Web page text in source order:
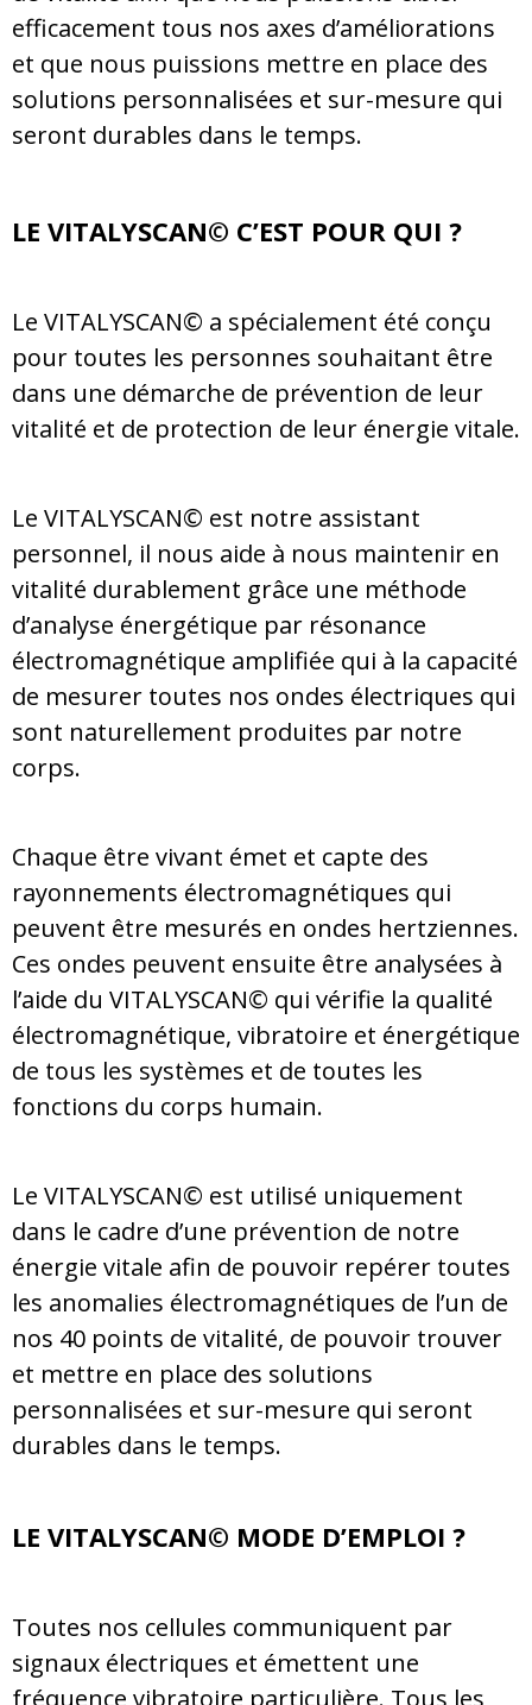
efficacement tous nos axes d’améliorations
et que nous puissions mettre en place des
solutions personnalisées et sur-mesure qui
seront durables dans le temps.
LE VITALYSCAN© C’EST POUR QUI ?
Le VITALYSCAN© a spécialement été conçu
pour toutes les personnes souhaitant être
dans une démarche de prévention de leur
vitalité et de protection de leur énergie vitale.
Le VITALYSCAN© est notre assistant
personnel, il nous aide à nous maintenir en
vitalité durablement grâce une méthode
d’analyse énergétique par résonance
électromagnétique amplifiée qui à la capacité
de mesurer toutes nos ondes électriques qui
sont naturellement produites par notre
corps.
Chaque être vivant émet et capte des
rayonnements électromagnétiques qui
peuvent être mesurés en ondes hertziennes.
Ces ondes peuvent ensuite être analysées à
l’aide du VITALYSCAN© qui vérifie la qualité
électromagnétique, vibratoire et énergétique
de tous les systèmes et de toutes les
fonctions du corps humain.
Le VITALYSCAN© est utilisé uniquement
dans le cadre d’une prévention de notre
énergie vitale afin de pouvoir repérer toutes
les anomalies électromagnétiques de l’un de
nos 40 points de vitalité, de pouvoir trouver
et mettre en place des solutions
personnalisées et sur-mesure qui seront
durables dans le temps.
LE VITALYSCAN© MODE D’EMPLOI ?
Toutes nos cellules communiquent par
signaux électriques et émettent une
fréquence vibratoire particulière. Tous les